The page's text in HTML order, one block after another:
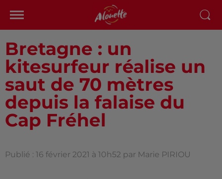
Bretagne : un
kitesurfeur réalise un
saut de 70 mètres
depuis la falaise du
Cap Fréhel
Publié : 16 février 2021 à 10h52 par Marie PIRIOU